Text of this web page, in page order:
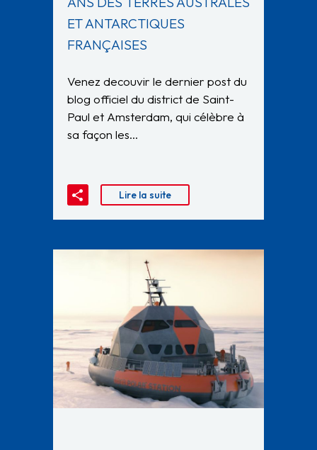
ET ANTARCTIQUES
FRANÇAISES
Venez decouvir le dernier post du
blog officiel du district de Saint-
Paul et Amsterdam, qui célèbre à
sa façon les…
Lire la suite